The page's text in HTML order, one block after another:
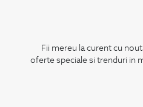
Fii mereu la curent cu
oferte speciale si trenduri in